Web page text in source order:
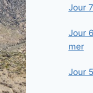
Jour
Jour
mer
Jour